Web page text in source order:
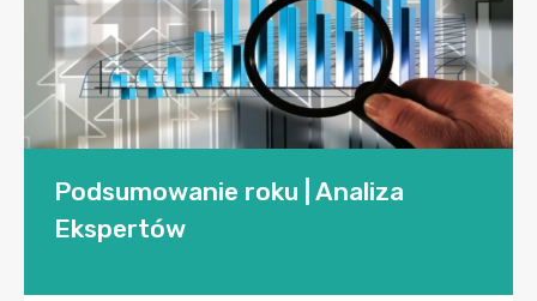
Podsumowanie roku | Analiza
Ekspertów